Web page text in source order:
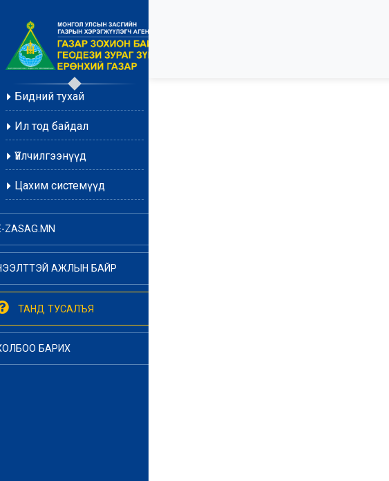
Бидний тухай
Ил тод байдал
Үйлчилгээнүүд
Цахим системүүд
ZASAG.MN
АЖЛЫН БАЙР
ТАНД ТУСАЛЪЯ
БАРИХ